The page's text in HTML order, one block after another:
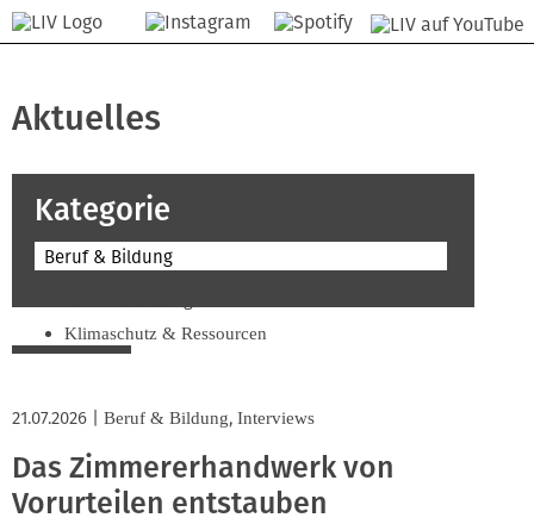
Aktuelles
Kategorie
Beruf & Bildung
Klimaschutz & Ressourcen
Soziales & Tarifpolitik
Verband & Innungen
21.07.2026 Beruf & Bildung, Interviews
Das Zimmererhandwerk von
Vorurteilen entstauben